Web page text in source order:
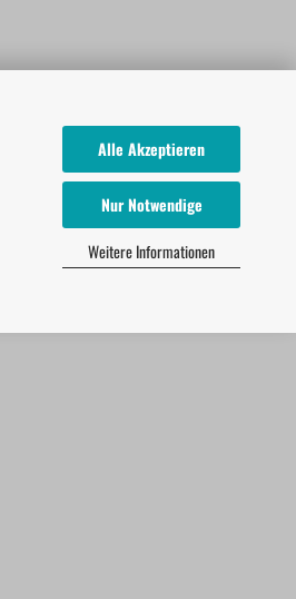
Alle Akzeptieren
Nur Notwendige
Weitere Informationen